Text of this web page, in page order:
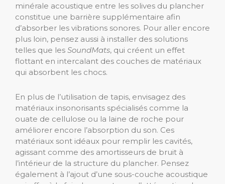
minérale acoustique entre les solives du plancher
constitue une barrière supplémentaire afin
d’absorber les vibrations sonores. Pour aller encore
plus loin, pensez aussi à installer des solutions
telles que les SoundMats, qui créent un effet
flottant en intercalant des couches de matériaux
qui absorbent les chocs.
En plus de l’utilisation de tapis, envisagez des
matériaux insonorisants spécialisés comme la
ouate de cellulose ou la laine de roche pour
améliorer encore l’absorption du son. Ces
matériaux sont idéaux pour remplir les cavités,
agissant comme des amortisseurs de bruit à
l’intérieur de la structure du plancher. Pensez
également à l’ajout d’une sous-couche acoustique